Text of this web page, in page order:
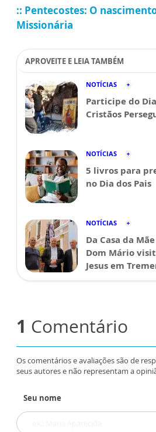
:: Pentecostes: O
Missionária
APROVEITE E LEIA TAMBÉM
NOTÍCIAS
Participe do
Cristãos
NOTÍCIAS
5 livros para
no Dia dos Pais
NOTÍCIAS
Da Casa da
Dom Mário
Jesus em
1 Comentário
Os comentários e avaliações são de
seus autores e não representam a
Seu nome